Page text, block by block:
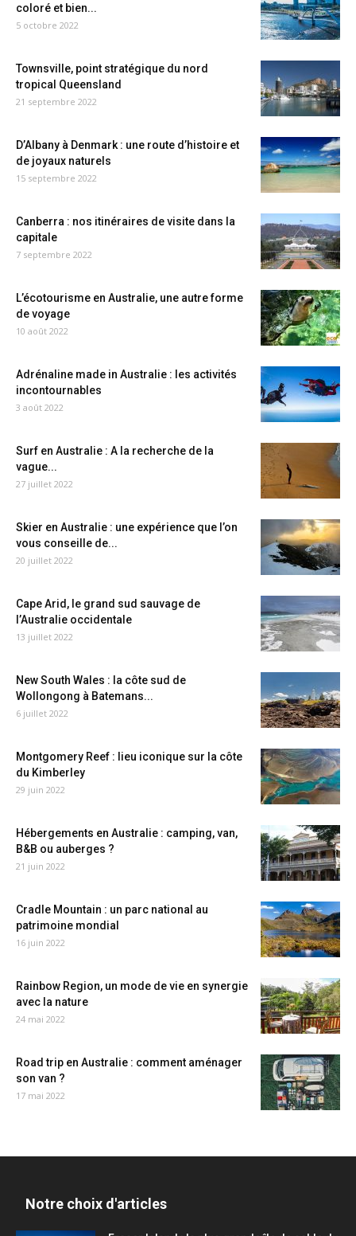
coloré et bien...
5 octobre 2022
Townsville, point stratégique du nord
tropical Queensland
21 septembre 2022
D’Albany à Denmark : une route d’histoire et
de joyaux naturels
15 septembre 2022
Canberra : nos itinéraires de visite dans la
capitale
7 septembre 2022
L’écotourisme en Australie, une autre forme
de voyage
10 août 2022
Adrénaline made in Australie : les activités
incontournables
3 août 2022
Surf en Australie : A la recherche de la
vague...
27 juillet 2022
Skier en Australie : une expérience que l’on
vous conseille de...
20 juillet 2022
Cape Arid, le grand sud sauvage de
l’Australie occidentale
13 juillet 2022
New South Wales : la côte sud de
Wollongong à Batemans...
6 juillet 2022
Montgomery Reef : lieu iconique sur la côte
du Kimberley
29 juin 2022
Hébergements en Australie : camping, van,
B&B ou auberges ?
21 juin 2022
Cradle Mountain : un parc national au
patrimoine mondial
16 juin 2022
Rainbow Region, un mode de vie en synergie
avec la nature
24 mai 2022
Road trip en Australie : comment aménager
son van ?
17 mai 2022
Notre choix d'articles